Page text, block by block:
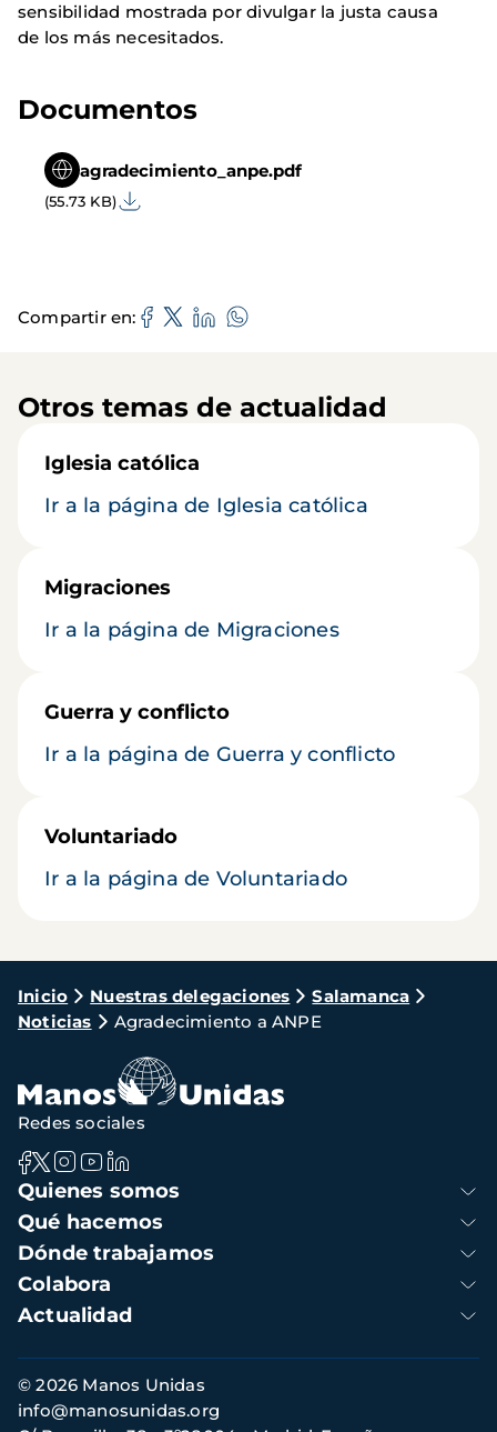
sensibilidad mostrada por divulgar la justa causa
de los más necesitados.
Documentos
agradecimiento_anpe.pdf
(55.73 KB)
Compartir en
Otros temas de actualidad
Iglesia católica
Ir a la página de Iglesia católica
Migraciones
Ir a la página de Migraciones
Guerra y conflicto
Ir a la página de Guerra y conflicto
Voluntariado
Ir a la página de Voluntariado
Ruta
de
navegación
Inicio Nuestras delegaciones
Salamanca
Noticias
Agradecimiento a ANPE
Navegación
principal
Quienes somos
Qué hacemos
Dónde trabajamos
Colabora
Actualidad
Redes sociales
Información
de
contacto
© 2026 Manos Unidas
info@manosunidas.org